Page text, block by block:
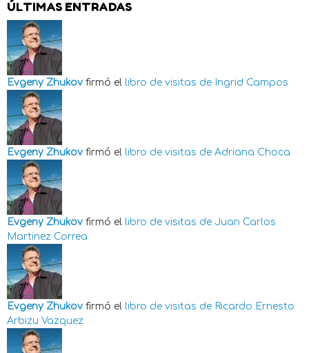
ÚLTIMAS ENTRADAS
Evgeny Zhukov firmó el libro de visitas de Ingrid Campos
Evgeny Zhukov firmó el libro de visitas de Adriana Choca
Evgeny Zhukov firmó el libro de visitas de Juan Carlos
Martinez Correa
Evgeny Zhukov firmó el libro de visitas de Ricardo Ernesto
Arbizu Vazquez